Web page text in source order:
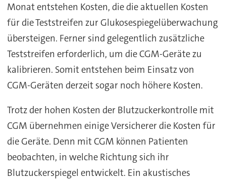
Monat entstehen Kosten, die die aktuellen Kosten
für die Teststreifen zur Glukosespiegelüberwachung
übersteigen. Ferner sind gelegentlich zusätzliche
Teststreifen erforderlich, um die CGM-Geräte zu
kalibrieren. Somit entstehen beim Einsatz von
CGM-Geräten derzeit sogar noch höhere Kosten.
Trotz der hohen Kosten der Blutzuckerkontrolle mit
CGM übernehmen einige Versicherer die Kosten für
die Geräte. Denn mit CGM können Patienten
beobachten, in welche Richtung sich ihr
Blutzuckerspiegel entwickelt. Ein akustisches